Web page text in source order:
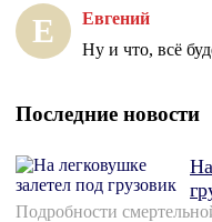
Е Евгений
Ну и что, всё
Последние новости
Подробности